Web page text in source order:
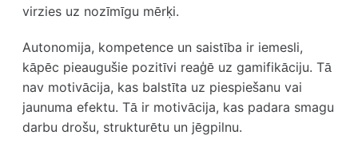
virzies uz nozīmīgu mērķi.
Autonomija, kompetence un saistība ir iemesli,
kāpēc pieaugušie pozitīvi reaģē uz gamifikāciju. Tā
nav motivācija, kas balstīta uz piespiešanu vai
jaunuma efektu. Tā ir motivācija, kas padara smagu
darbu drošu, strukturētu un jēgpilnu.